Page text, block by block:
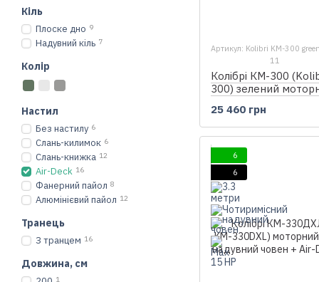
Артикул: Kolibri KM-300
11
Колібрі КМ-300
300) зелений
25 460 грн
6
6
Кіль
Плоске дно 9
Надувний кіль 7
Колір
Настил
Без настилу 6
Слань-килимок 6
Слань-книжка 12
Air-Deck 16
Фанерний пайол 8
Алюмінієвий пайол 12
Транець
З транцем 16
Довжина, см
1